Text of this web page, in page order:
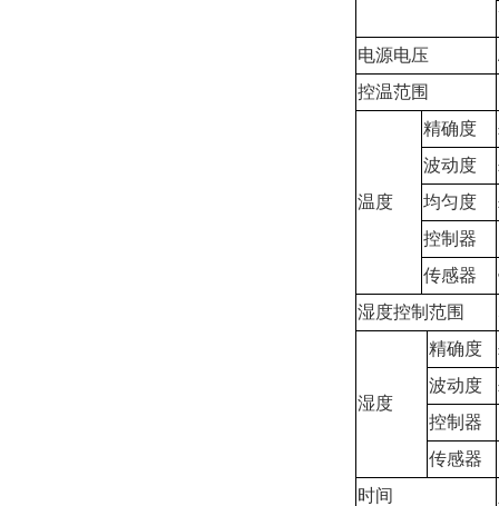
电源电压
控温范围
温度
精确度
波动度
均匀度
控制器
传感器
湿度控制范围
湿度
精确度
波动度
控制器
传感器
时间